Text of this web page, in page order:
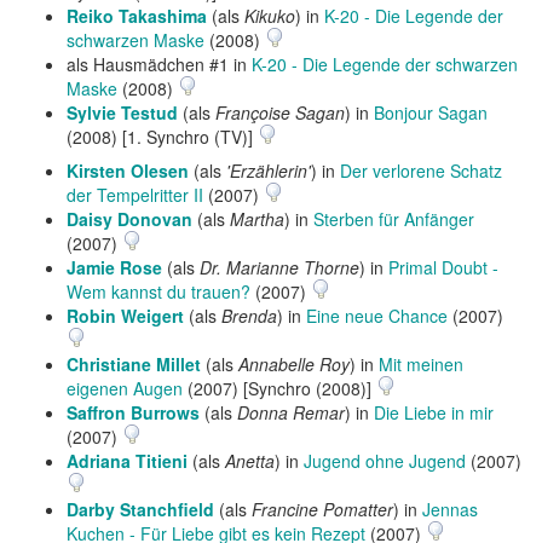
Reiko Takashima (als Kikuko) in K-20 - Die Legende der
schwarzen Maske (2008)
als Hausmädchen #1 in K-20 - Die Legende der schwarzen
Maske (2008)
Sylvie Testud (als Françoise Sagan) in Bonjour Sagan
(2008) [1. Synchro (TV)]
Kirsten Olesen (als 'Erzählerin') in Der verlorene Schatz
der Tempelritter II (2007)
Daisy Donovan (als Martha) in Sterben für Anfänger
(2007)
Jamie Rose (als Dr. Marianne Thorne) in Primal Doubt -
Wem kannst du trauen? (2007)
Robin Weigert (als Brenda) in Eine neue Chance (2007)
Christiane Millet (alsAnnabelle Roy) in Mit meinen
eigenen Augen (2007) [Synchro (2008)]
Saffron Burrows (als Donna Remar) in Die Liebe in mir
(2007)
Adriana Titieni (alsAnetta) in Jugend ohne Jugend (2007)
Darby Stanchfield (als Francine Pomatter) in Jennas
Kuchen - Für Liebe gibt es kein Rezept (2007)